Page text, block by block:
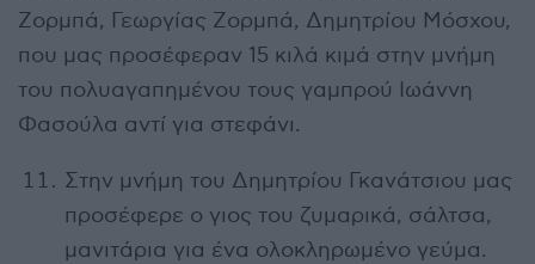
Ζορμπά, Γεωργίας Ζορμπά, Δημητρίου Μόσχου,
που μας προσέφεραν 15 κιλά κιμά στην μνήμη
του πολυαγαπημένου τους γαμπρού Ιωάννη
Φασούλα αντί για στεφάνι.
Στην μνήμη του Δημητρίου Γκανάτσιου μας
προσέφερε ο γιος του ζυμαρικά, σάλτσα,
μανιτάρια για ένα ολοκληρωμένο γεύμα.